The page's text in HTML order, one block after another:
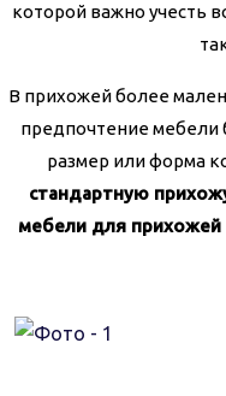
которой важно учесть
В прихожей более
предпочтение мебели
размер или форма
стандартную
мебели для